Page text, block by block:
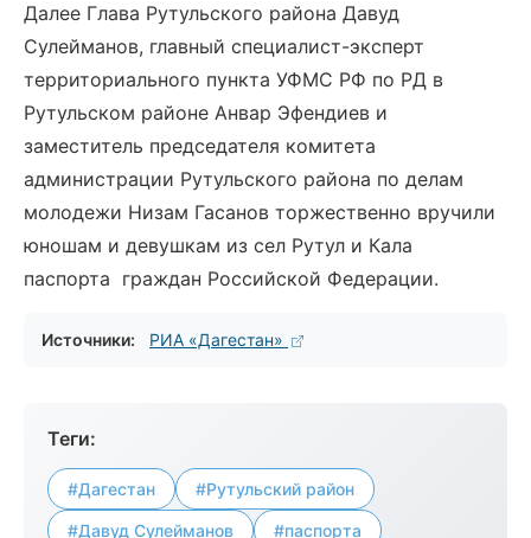
Далее Глава Рутульского района Давуд
Сулейманов, главный специалист-эксперт
территориального пункта УФМС РФ по РД в
Рутульском районе Анвар Эфендиев и
заместитель председателя комитета
администрации Рутульского района по делам
молодежи Низам Гасанов торжественно вручили
юношам и девушкам из сел Рутул и Кала
паспорта граждан Российской Федерации.
Источники: РИА «Дагестан»
Теги:
#Дагестан #Рутульский район
#Давуд Сулейманов #паспорта